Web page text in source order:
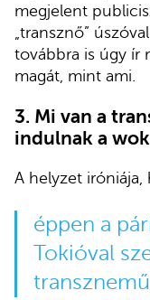
megjelent
„transznő”
továbbra is úgy ír
magát, mint ami.
3. Mi van a
indulnak a
A helyzet iróniája,
éppen a
Tokióval